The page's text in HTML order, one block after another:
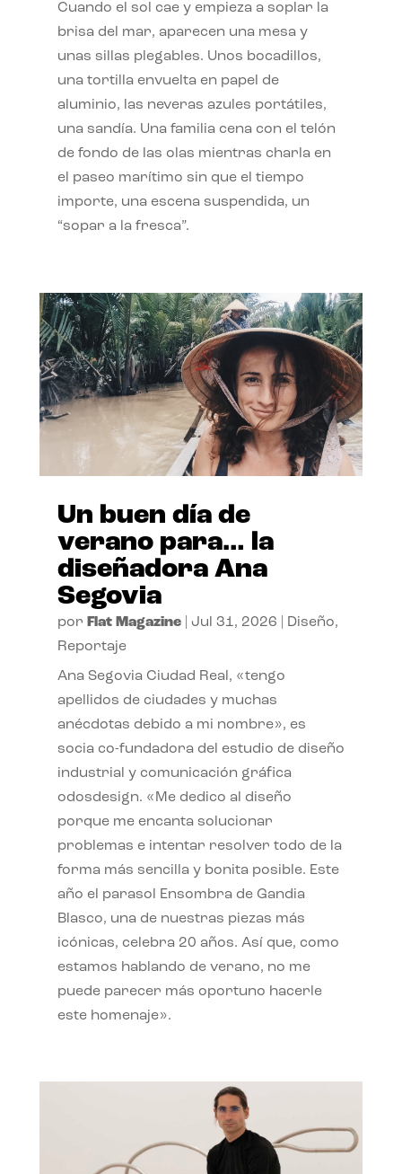
Cuando el sol cae y empieza a soplar la
brisa del mar, aparecen una mesa y
unas sillas plegables. Unos bocadillos,
una tortilla envuelta en papel de
aluminio, las neveras azules portátiles,
una sandía. Una familia cena con el telón
de fondo de las olas mientras charla en
el paseo marítimo sin que el tiempo
importe, una escena suspendida, un
“sopar a la fresca”.
Un buen día de
verano para… la
diseñadora Ana
Segovia
por Flat Magazine| Jul 31, 2026 Diseño,
Reportaje
Ana Segovia Ciudad Real, «tengo
apellidos de ciudades y muchas
anécdotas debido a mi nombre», es
socia co-fundadora del estudio de diseño
industrial y comunicación gráfica
odosdesign. «Me dedico al diseño
porque me encanta solucionar
problemas e intentar resolver todo de la
forma más sencilla y bonita posible. Este
año el parasol Ensombra de Gandia
Blasco, una de nuestras piezas más
icónicas, celebra 20 años. Así que, como
estamos hablando de verano, no me
puede parecer más oportuno hacerle
este homenaje».